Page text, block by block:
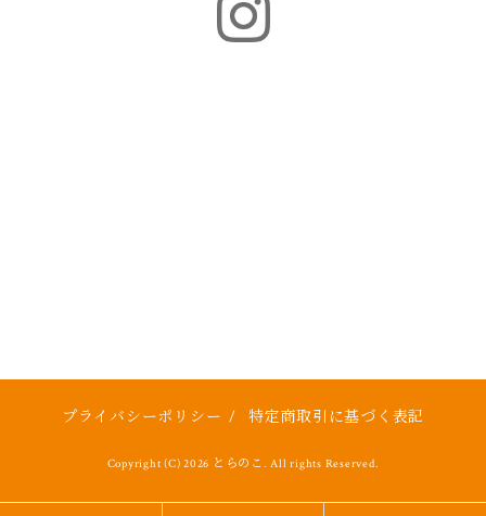
プライバシーポリシー / 特定商取引に基づく表記
Copyright (C) 2026 とらのこ. All rights Reserved.